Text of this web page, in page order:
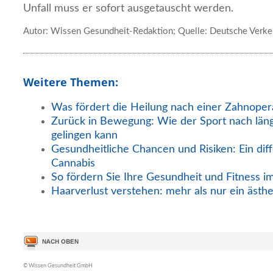
Unfall muss er sofort ausgetauscht werden.
Autor: Wissen Gesundheit-Redaktion; Quelle: Deutsche
Weitere Themen:
Was fördert die Heilung nach einer
Zurück in Bewegung: Wie der Sport nach
gelingen kann
Gesundheitliche Chancen und Risiken: Ein
Cannabis
So fördern Sie Ihre Gesundheit und Fitness
Haarverlust verstehen: mehr als nur ein
© Wissen Gesundheit GmbH